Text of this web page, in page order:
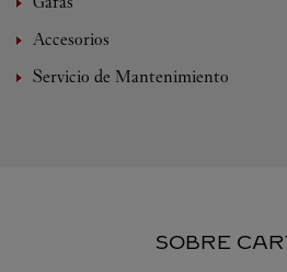
Accesorios
Servicio de Mantenimiento
SOBRE